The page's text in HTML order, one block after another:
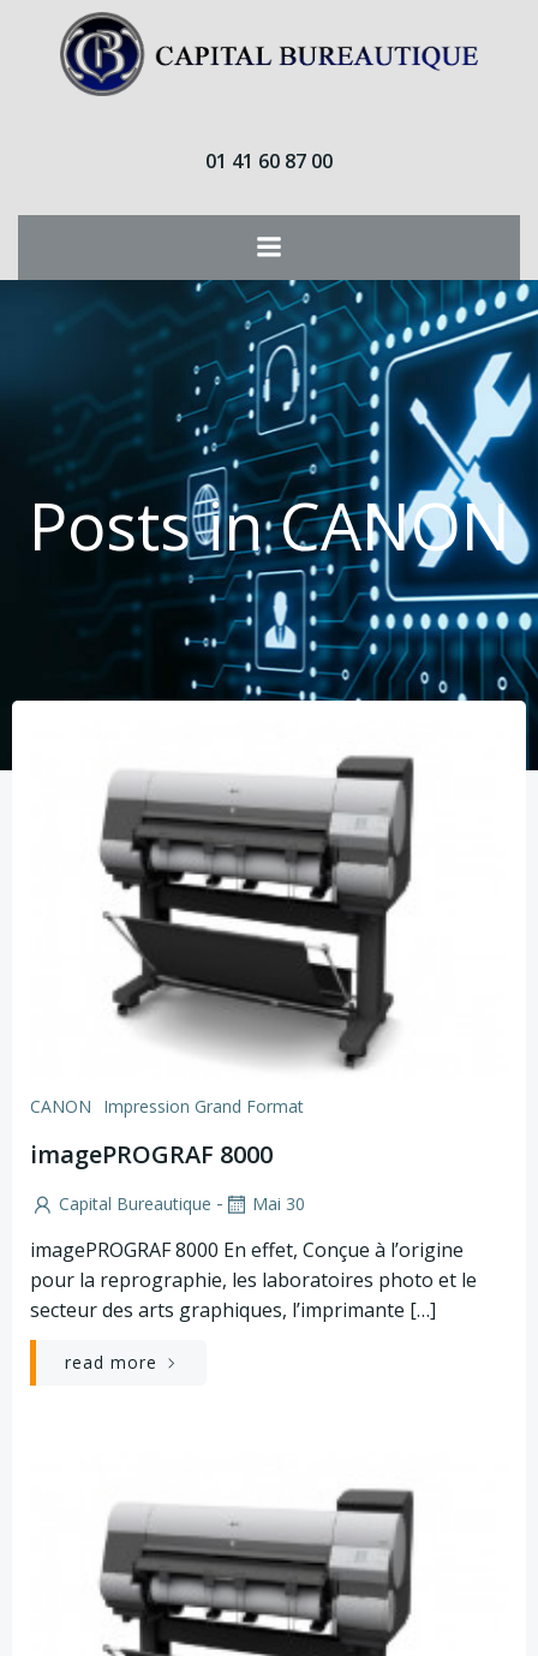
au
contenu
01 41 60 87 00
Posts in CANON
CANON Impression Grand Format
imagePROGRAF 8000
Capital Bureautique - Mai 30
imagePROGRAF 8000 En effet, Conçue à l’origine
pour la reprographie, les laboratoires photo et le
secteur des arts graphiques, l’imprimante […]
read more